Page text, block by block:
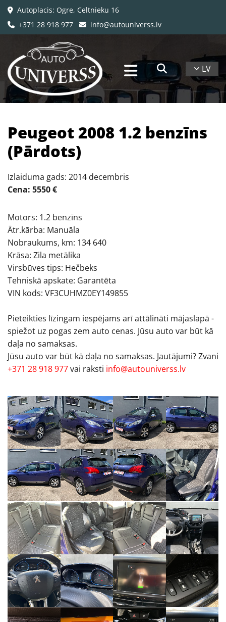
 Autoplacis: Ogre, Celtnieku 16
 +371 28 918 977  info@autouniverss.lv
LV
Peugeot 2008 1.2 benzīns
(Pārdots)
Izlaiduma gads: 2014 decembris
Cena: 5550 €
Motors: 1.2 benzīns
Ātr.kārba: Manuāla
Nobraukums, km: 134 640
Krāsa: Zila metālika
Virsbūves tips: Hečbeks
Tehniskā apskate: Garantēta
VIN kods: VF3CUHMZ0EY149855
Pieteikties līzingam iespējams arī attālināti mājaslapā -
spiežot uz pogas zem auto cenas. Jūsu auto var būt kā
daļa no samaksas.
Jūsu auto var būt kā daļa no samaksas. Jautājumi? Zvani
+371 28 918 977vai raksti info@autouniverss.lv